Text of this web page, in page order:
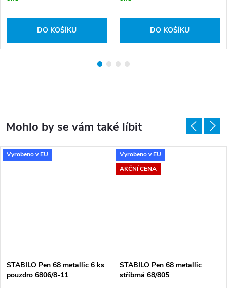
DO KOŠÍKU DO KOŠÍKU
Vyrobeno v EU
STABILO Pen 68 metallic 6 ks
pouzdro 6806/8-11
Vyrobeno v EU
AKČNÍ CENA
STABILO Pen 68 metallic
stříbrná 68/805